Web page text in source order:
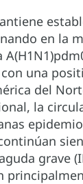
en la
una
del
la
grave